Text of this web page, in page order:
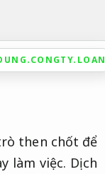
then chốt để
làm việc. Dịch